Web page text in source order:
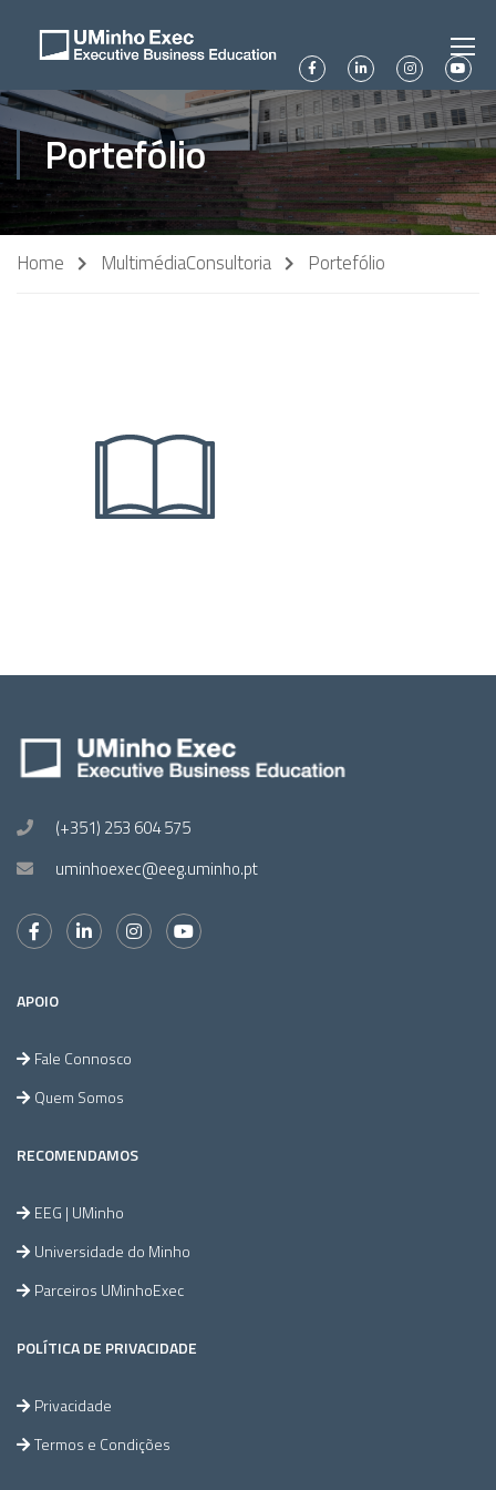
Portefólio
Home MultimédiaConsultoria Portefólio
(+351) 253 604 575
uminhoexec@eeg.uminho.pt
APOIO
Fale Connosco
Quem Somos
RECOMENDAMOS
EEG | UMinho
Universidade do Minho
Parceiros UMinhoExec
POLÍTICA DE PRIVACIDADE
Privacidade
Termos e Condições